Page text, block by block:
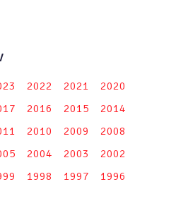
2022 2021
2020
2016 2015
2014
2010 2009
2008
2004 2003
2002
1998 1997 1996